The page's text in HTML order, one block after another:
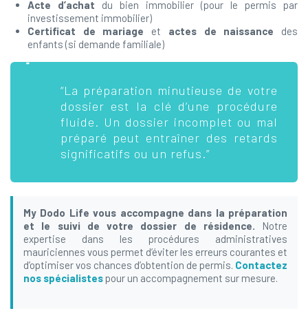
Acte d’achat du bien immobilier (pour le permis par
investissement immobilier)
Certificat de mariage et actes de naissance des
enfants (si demande familiale)
“La préparation minutieuse de votre
dossier est la clé d’une procédure
fluide. Un dossier incomplet ou mal
préparé peut entraîner des retards
significatifs ou un refus.”
My Dodo Life vous accompagne dans la préparation
et le suivi de votre dossier de résidence. Notre
expertise dans les procédures administratives
mauriciennes vous permet d’éviter les erreurs courantes et
d’optimiser vos chances d’obtention de permis. Contactez
nos spécialistes pour un accompagnement sur mesure.